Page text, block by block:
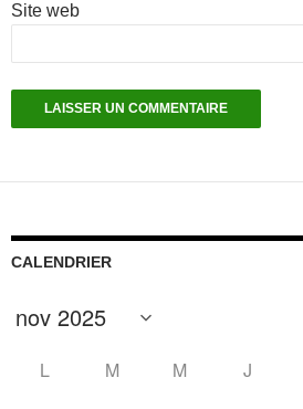
Site web
CALENDRIER
L M M J